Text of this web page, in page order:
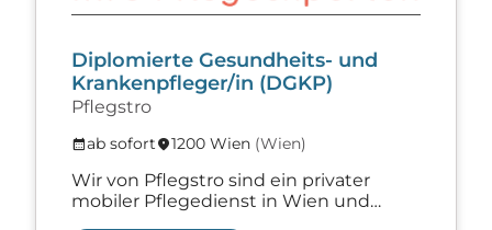
Diplomierte Gesundheits- und
Krankenpfleger/in (DGKP)
Pflegstro
calendar_monthab sofortlocation_on1200 Wien (Wien)
Wir von Pflegstro sind ein privater
mobiler Pflegedienst in Wien und